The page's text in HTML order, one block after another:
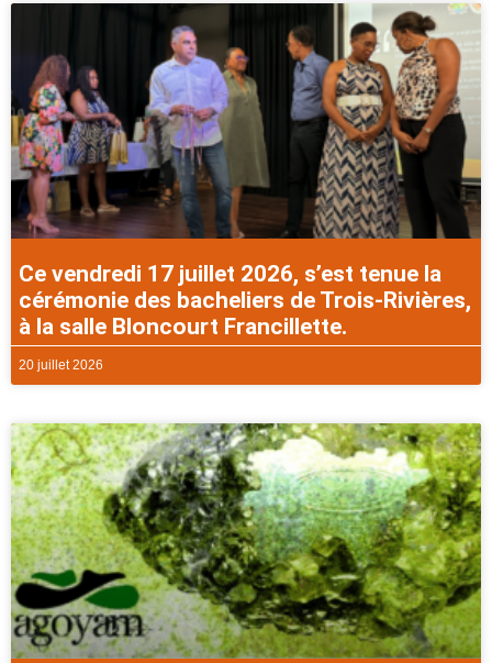
Ce vendredi 17 juillet 2026, s’est tenue la
cérémonie des bacheliers de Trois-Rivières,
à la salle Bloncourt Francillette.
20 juillet 2026